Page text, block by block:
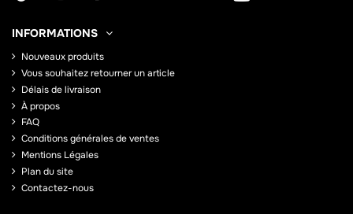
INFORMATIONS
Nouveaux produits
Vous souhaitez retourner un article
Délais de livraison
À propos
FAQ
Conditions générales de ventes
Mentions Légales
Plan du site
Contactez-nous